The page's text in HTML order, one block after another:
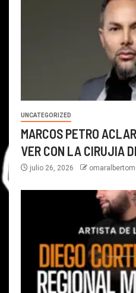
UNCATEGORIZED
MARCOS PETRO
VER CON LA CIRUJIA
julio 26, 2026